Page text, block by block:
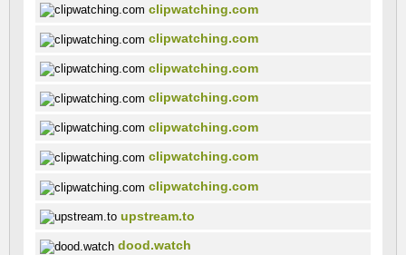
clipwatching.com
clipwatching.com
clipwatching.com
clipwatching.com
clipwatching.com
clipwatching.com
clipwatching.com
upstream.to
dood.watch